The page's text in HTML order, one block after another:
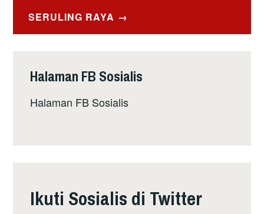
SERULING RAYA
Halaman FB Sosialis
Halaman FB Sosialis
Ikuti Sosialis di Twitter